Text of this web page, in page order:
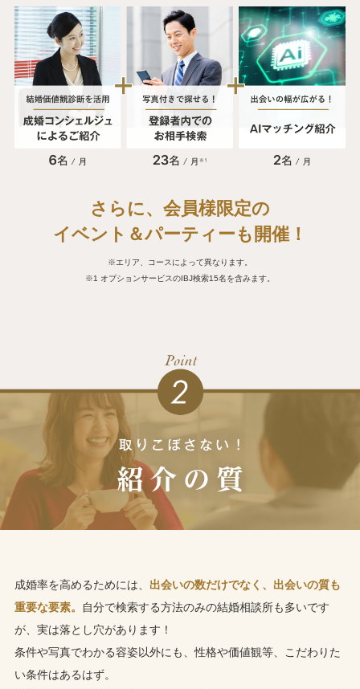
さらに、会員様限定の
イベント＆パーティーも開催！
※エリア、コースによって異なります。
※1 オプションサービスのIBJ検索15名を含みます。
成婚率を高めるためには、 出会いの数だけでなく、出会いの質も
重要な要素。
自分で検索する方法のみの結婚相談所も多いです
が、実は落とし穴があります！
条件や写真でわかる容姿以外にも、性格や価値観等、こだわりた
い条件はあるはず。